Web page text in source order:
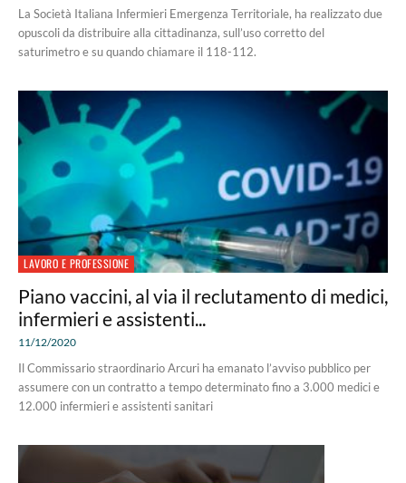
La Società Italiana Infermieri Emergenza Territoriale, ha realizzato due
opuscoli da distribuire alla cittadinanza, sull’uso corretto del
saturimetro e su quando chiamare il 118-112.
LAVORO E PROFESSIONE
Piano vaccini, al via il reclutamento di medici,
infermieri e assistenti...
11/12/2020
Il Commissario straordinario Arcuri ha emanato l’avviso pubblico per
assumere con un contratto a tempo determinato fino a 3.000 medici e
12.000 infermieri e assistenti sanitari